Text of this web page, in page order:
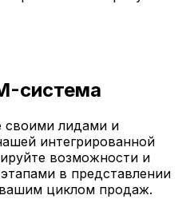
система
своими лидами и
интегрированной
возможности и
в представлении
циклом продаж.